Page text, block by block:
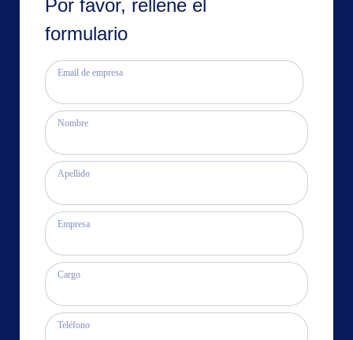
Por favor, rellene el
formulario
Email de empresa
Nombre
Apellido
Empresa
Cargo
Teléfono